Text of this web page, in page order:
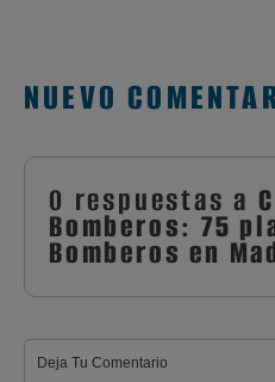
NUEVO
0 respuestas a
Bomberos: 75
Bomberos en